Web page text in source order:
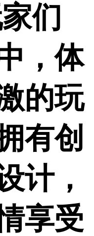
们
，体
的玩
有创
计，
享受